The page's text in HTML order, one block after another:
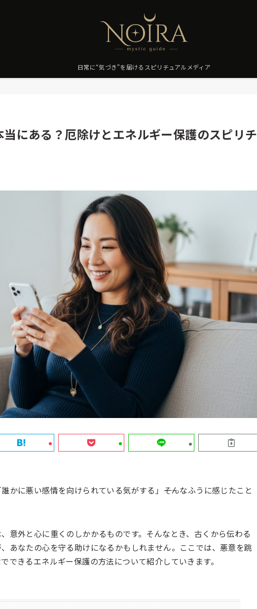
日常に“気づき”を届けるスピリチュアルメディア
にある？厄除けとエネルギー保護のスピリチ
かに悪い感情を向けられている気がする」――そんなふうに感じたこと
意外と心に重くのしかかるものです。そんなとき、古くから伝わる
あなたの心を守る助けになるかもしれません。ここでは、悪意を跳
できるエネルギー保護の方法について紹介していきます。